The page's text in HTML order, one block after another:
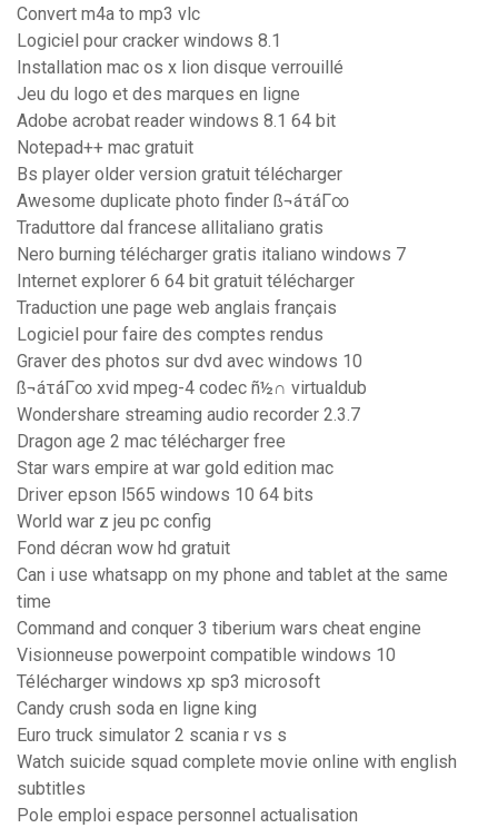
Convert m4a to mp3 vlc
Logiciel pour cracker windows 8.1
Installation mac os x lion disque verrouillé
Jeu du logo et des marques en ligne
Adobe acrobat reader windows 8.1 64 bit
Notepad++ mac gratuit
Bs player older version gratuit télécharger
Awesome duplicate photo finder ß¬áτáΓ∞
Traduttore dal francese allitaliano gratis
Nero burning télécharger gratis italiano windows 7
Internet explorer 6 64 bit gratuit télécharger
Traduction une page web anglais français
Logiciel pour faire des comptes rendus
Graver des photos sur dvd avec windows 10
ß¬áτáΓ∞ xvid mpeg-4 codec ñ½∩ virtualdub
Wondershare streaming audio recorder 2.3.7
Dragon age 2 mac télécharger free
Star wars empire at war gold edition mac
Driver epson l565 windows 10 64 bits
World war z jeu pc config
Fond décran wow hd gratuit
Can i use whatsapp on my phone and tablet at the same
time
Command and conquer 3 tiberium wars cheat engine
Visionneuse powerpoint compatible windows 10
Télécharger windows xp sp3 microsoft
Candy crush soda en ligne king
Euro truck simulator 2 scania r vs s
Watch suicide squad complete movie online with english
subtitles
Pole emploi espace personnel actualisation